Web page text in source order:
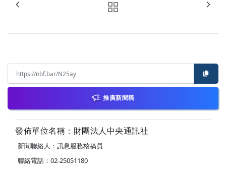
推廣新聞稿
發佈單位名稱：財團法人中央通訊社
新聞聯絡人：訊息服務核稿員
聯絡電話：02-25051180